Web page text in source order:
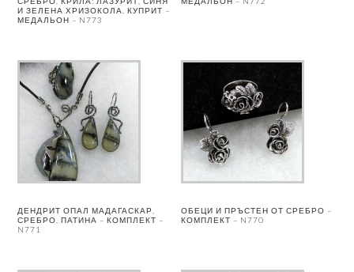
И ЗЕЛЕНА ХРИЗОКОЛА, КУПРИТ –
МЕДАЛЬОН – N773
ДЕНДРИТ ОПАЛ МАДАГАСКАР,
СРЕБРО, ПАТИНА – КОМПЛЕКТ –
N771
ОБЕЦИ И ПРЪСТЕН ОТ СРЕБРО –
КОМПЛЕКТ – N770